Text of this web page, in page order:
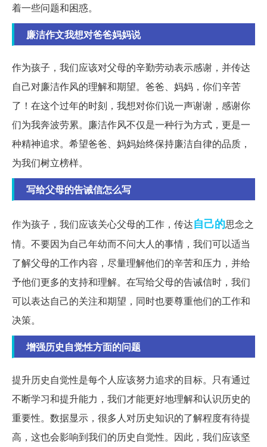
着一些问题和困惑。
廉洁作文我想对爸爸妈妈说
作为孩子，我们应该对父母的辛勤劳动表示感谢，并传达
自己对廉洁作风的理解和期望。爸爸、妈妈，你们辛苦
了！在这个过年的时刻，我想对你们说一声谢谢，感谢你
们为我奔波劳累。廉洁作风不仅是一种行为方式，更是一
种精神追求。希望爸爸、妈妈始终保持廉洁自律的品质，
为我们树立榜样。
写给父母的告诫信怎么写
作为孩子，我们应该关心父母的工作，传达自己的思念之
情。不要因为自己年幼而不问大人的事情，我们可以适当
了解父母的工作内容，尽量理解他们的辛苦和压力，并给
予他们更多的支持和理解。在写给父母的告诫信时，我们
可以表达自己的关注和期望，同时也要尊重他们的工作和
决策。
增强历史自觉性方面的问题
提升历史自觉性是每个人应该努力追求的目标。只有通过
不断学习和提升能力，我们才能更好地理解和认识历史的
重要性。数据显示，很多人对历史知识的了解程度有待提
高，这也会影响到我们的历史自觉性。因此，我们应该坚